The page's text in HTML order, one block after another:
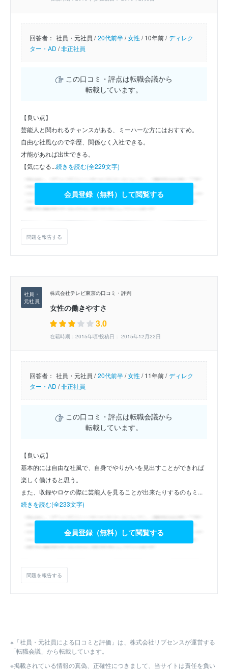
回答者： 社員・元社員 / 20代前半/女性/10年前 / ディレク
ター・AD /非正社員
この口コミ・評点は転職会議から
転載しています。
【良い点】
芸能人と関われるチャンスがある、ミーハーな方にはおすすめ。
自由な社風なので学歴、関係なく入社できる。
才能があれば出世できる。
【気になる...続きを読む(全229文字)
会員登録（無料）して閲覧する
問題を報告する
株式会社テレビ東京の口コミ・評判
女性の働きやすさ
3.0
在籍時期：2015年頃/投稿日： 2015年12月22日
回答者： 社員・元社員 / 20代前半/女性/11年前 / ディレク
ター・AD /非正社員
この口コミ・評点は転職会議から
転載しています。
【良い点】
基本的には自由な社風で、自身でやりがいを見出すことができれば
楽しく働けると思う。
また、収録やロケの際に芸能人を見ることが出来たりするのもミ...
続きを読む(全233文字)
会員登録（無料）して閲覧する
問題を報告する
※「社員・元社員による口コミと評価」は、株式会社リブセンスが運営する
「転職会議」から転載しています。
※掲載されている情報の真偽、正確性につきまして、当サイトは責任を負い